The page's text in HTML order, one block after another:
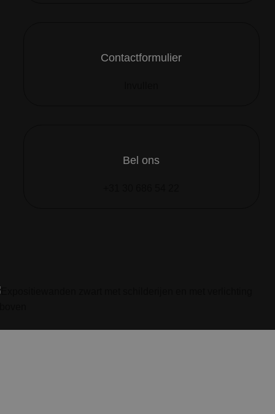
Contactformulier
Bel ons